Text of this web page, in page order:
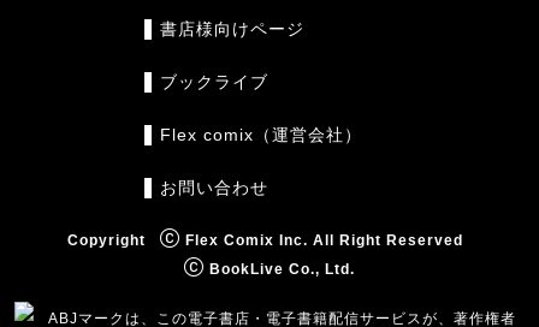
書店様向けページ
ブックライブ
Flex comix（運営会社）
お問い合わせ
Copyright
Flex Comix Inc. All Right Reserved
BookLive Co., Ltd.
ABJマークは、この電子書店・電子書籍配信サービスが、著作権者